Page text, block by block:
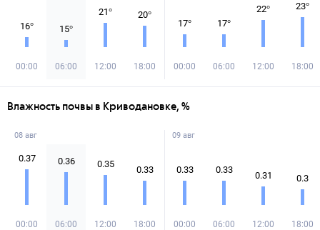
16°
00:00
15°
06:00
21°
12:00
20°
18:00
17°
00:00
17°
06:00
22°
12:00
23°
18:00
Влажность почвы в Криводановке, %
08 авг
0.37
00:00
0.36
06:00
0.35
12:00
0.33
18:00
09 авг
0.33
00:00
0.33
06:00
0.31
12:00
0.3
18:00